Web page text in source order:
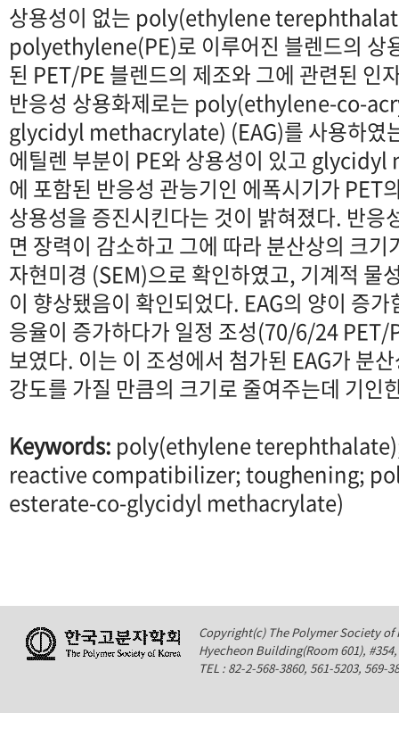
상용성이 없는 poly(ethylene
polyethylene(PE)로 이루어진 블렌드의 상
된 PET/PE 블렌드의 제조와 그에 관련된 인
반응성 상용화제로는 poly(ethylene-co-
glycidyl methacrylate) (EAG)를 사용하였
에틸렌 부분이 PE와 상용성이 있고
에 포함된 반응성 관능기인 에폭시기가 PET
상용성을 증진시킨다는 것이 밝혀졌다. 반응
면 장력이 감소하고 그에 따라 분산상의 크
자현미경 (SEM)으로 확인하였고, 기계적 물
이 향상됐음이 확인되었다. EAG의 양이 증
응율이 증가하다가 일정 조성(70/6/24 PET/
보였다. 이는 이 조성에서 첨가된 EAG가 분
강도를 가질 만큼의 크기로 줄여주는데 기인
Keywords: poly(ethylene
reactive compatibilizer; toughening;
esterate-co-glycidyl methacrylate)
Copyright(c) The Polymer Society of
Hyecheon Building(Room 601),
TEL : 82-2-568-3860, 561-5203,